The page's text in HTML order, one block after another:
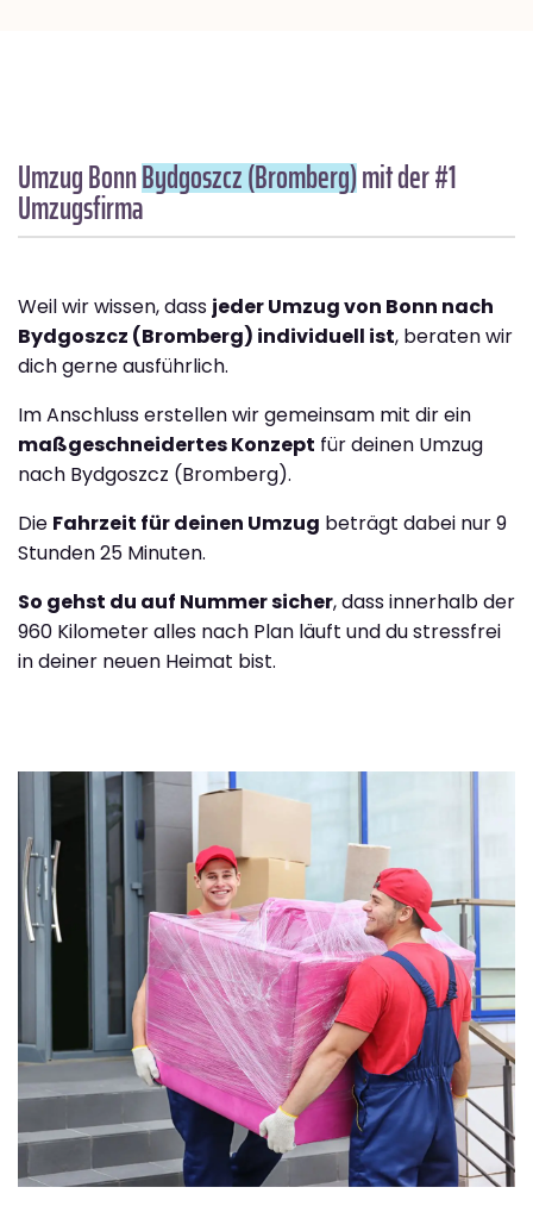
Umzug BonnBydgoszcz (Bromberg)mit der #1
Umzugsfirma
Weil wir wissen, dass jeder Umzug von Bonn nach
Bydgoszcz (Bromberg) individuell ist, beraten wir
dich gerne ausführlich.
Im Anschluss erstellen wir gemeinsam mit dir ein
maßgeschneidertes Konzept für deinen Umzug
nach Bydgoszcz (Bromberg).
Die Fahrzeit für deinen Umzug beträgt dabei nur 9
Stunden 25 Minuten.
So gehst du auf Nummer sicher, dass innerhalb der
960 Kilometer alles nach Plan läuft und du stressfrei
in deiner neuen Heimat bist.